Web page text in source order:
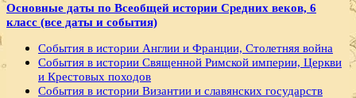
Основные даты по Всеобщей истории Средних веков, 6
класс (все даты и события)
События в истории Англии и Франции, Столетняя война
События в истории Священной Римской империи, Церкви
и Крестовых походов
События в истории Византии и славянских государств